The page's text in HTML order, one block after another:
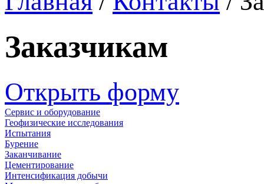
Заказчикам
Открыть форму
Сервис и оборудование
Геофизические исследования
Испытания
Бурение
Заканчивание
Цементирование
Интенсификация добычи